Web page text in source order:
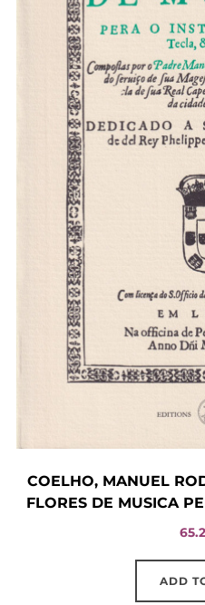
COELHO, MANUEL
FLORES DE MUSICA
ADD